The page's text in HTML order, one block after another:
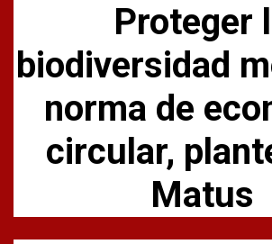
Proteger
biodiversidad
norma de
circular,
Matus